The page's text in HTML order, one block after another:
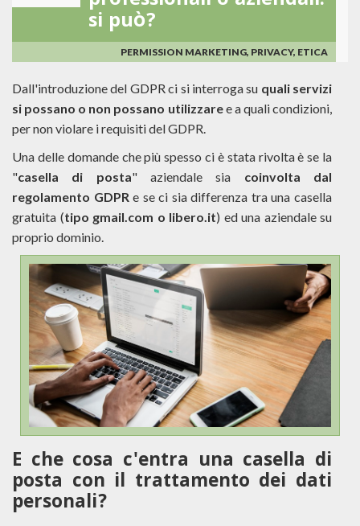
si può?
PERMISSION MARKETING, PRIVACY, ETICA
Dall'introduzione del GDPR ci si interroga su quali servizi
si possano o non possano utilizzaree a quali condizioni,
per non violare i requisiti del GDPR.
Una delle domande che più spesso ci è stata rivolta è se la
"casella di posta" aziendale sia coinvolta dal
regolamento GDPR e se ci sia differenza tra una casella
gratuita (tipo gmail.com o libero.it) ed una aziendale su
proprio dominio.
E che cosa c'entra una casella di
posta con il trattamento dei dati
personali?